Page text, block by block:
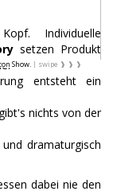
Show.
Individuelle
setzen Produkt
entsteht ein
nichts von der
dramaturgisch
dabei nie den